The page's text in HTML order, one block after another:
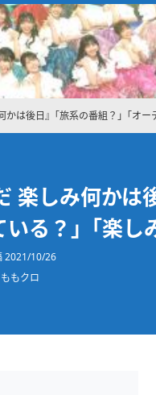
は後日』｢旅系の番組？」｢オー
しみ何かは
る？」｢楽し
2021/10/26
ももクロ